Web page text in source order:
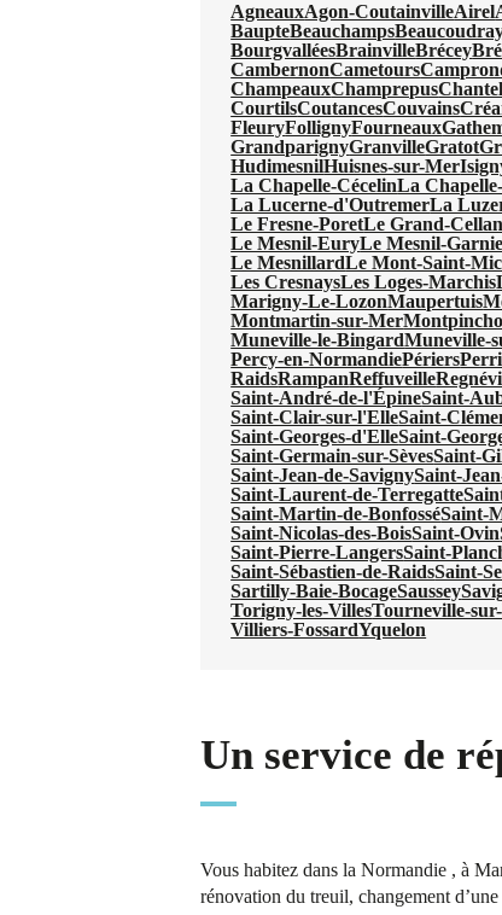
AgneauxAgon-CoutainvilleAirel
BaupteBeauchamps
BourgvalléesBrainvilleBrécey
CambernonCametours
ChampeauxChamprepus
CourtilsCoutancesCouvains
FleuryFollignyFourneaux
GrandparignyGranvilleGratot
HudimesnilHuisnes-sur-Mer
La Chapelle-CécelinLa
La Lucerne-d'OutremerLa
Le Fresne-PoretLe Grand-
Le Mesnil-EuryLe Mesnil-
Le MesnillardLe Mont-Saint-
Les CresnaysLes Loges-Marchis
Marigny-Le-LozonMaupertuis
Montmartin-sur-Mer
Muneville-le-BingardMuneville-
Percy-en-NormandiePériers
RaidsRampanReffuveille
Saint-André-de-l'ÉpineSaint-
Saint-Clair-sur-l'ElleSaint-
Saint-Georges-d'ElleSaint-
Saint-Germain-sur-SèvesSaint-
Saint-Jean-de-SavignySaint-
Saint-Laurent-de-Terregatte
Saint-Martin-de-BonfosséSaint-
Saint-Nicolas-des-BoisSaint-Ovin
Saint-Pierre-LangersSaint-
Saint-Sébastien-de-RaidsSaint-
Sartilly-Baie-BocageSaussey
Torigny-les-VillesTourneville-
Villiers-FossardYquelon
Un service de
Vous habitez dans la Normandie , à
rénovation du treuil, changement